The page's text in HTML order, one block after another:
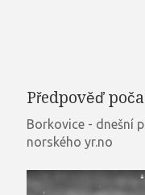
Předpověď
Borkovice - dnešní
norského yr.no